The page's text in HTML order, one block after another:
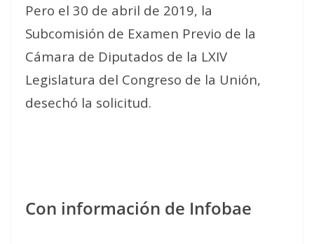
Pero el 30 de abril de 2019, la
Subcomisión de Examen Previo de la
Cámara de Diputados de la LXIV
Legislatura del Congreso de la Unión,
desechó la solicitud.
Con información de Infobae